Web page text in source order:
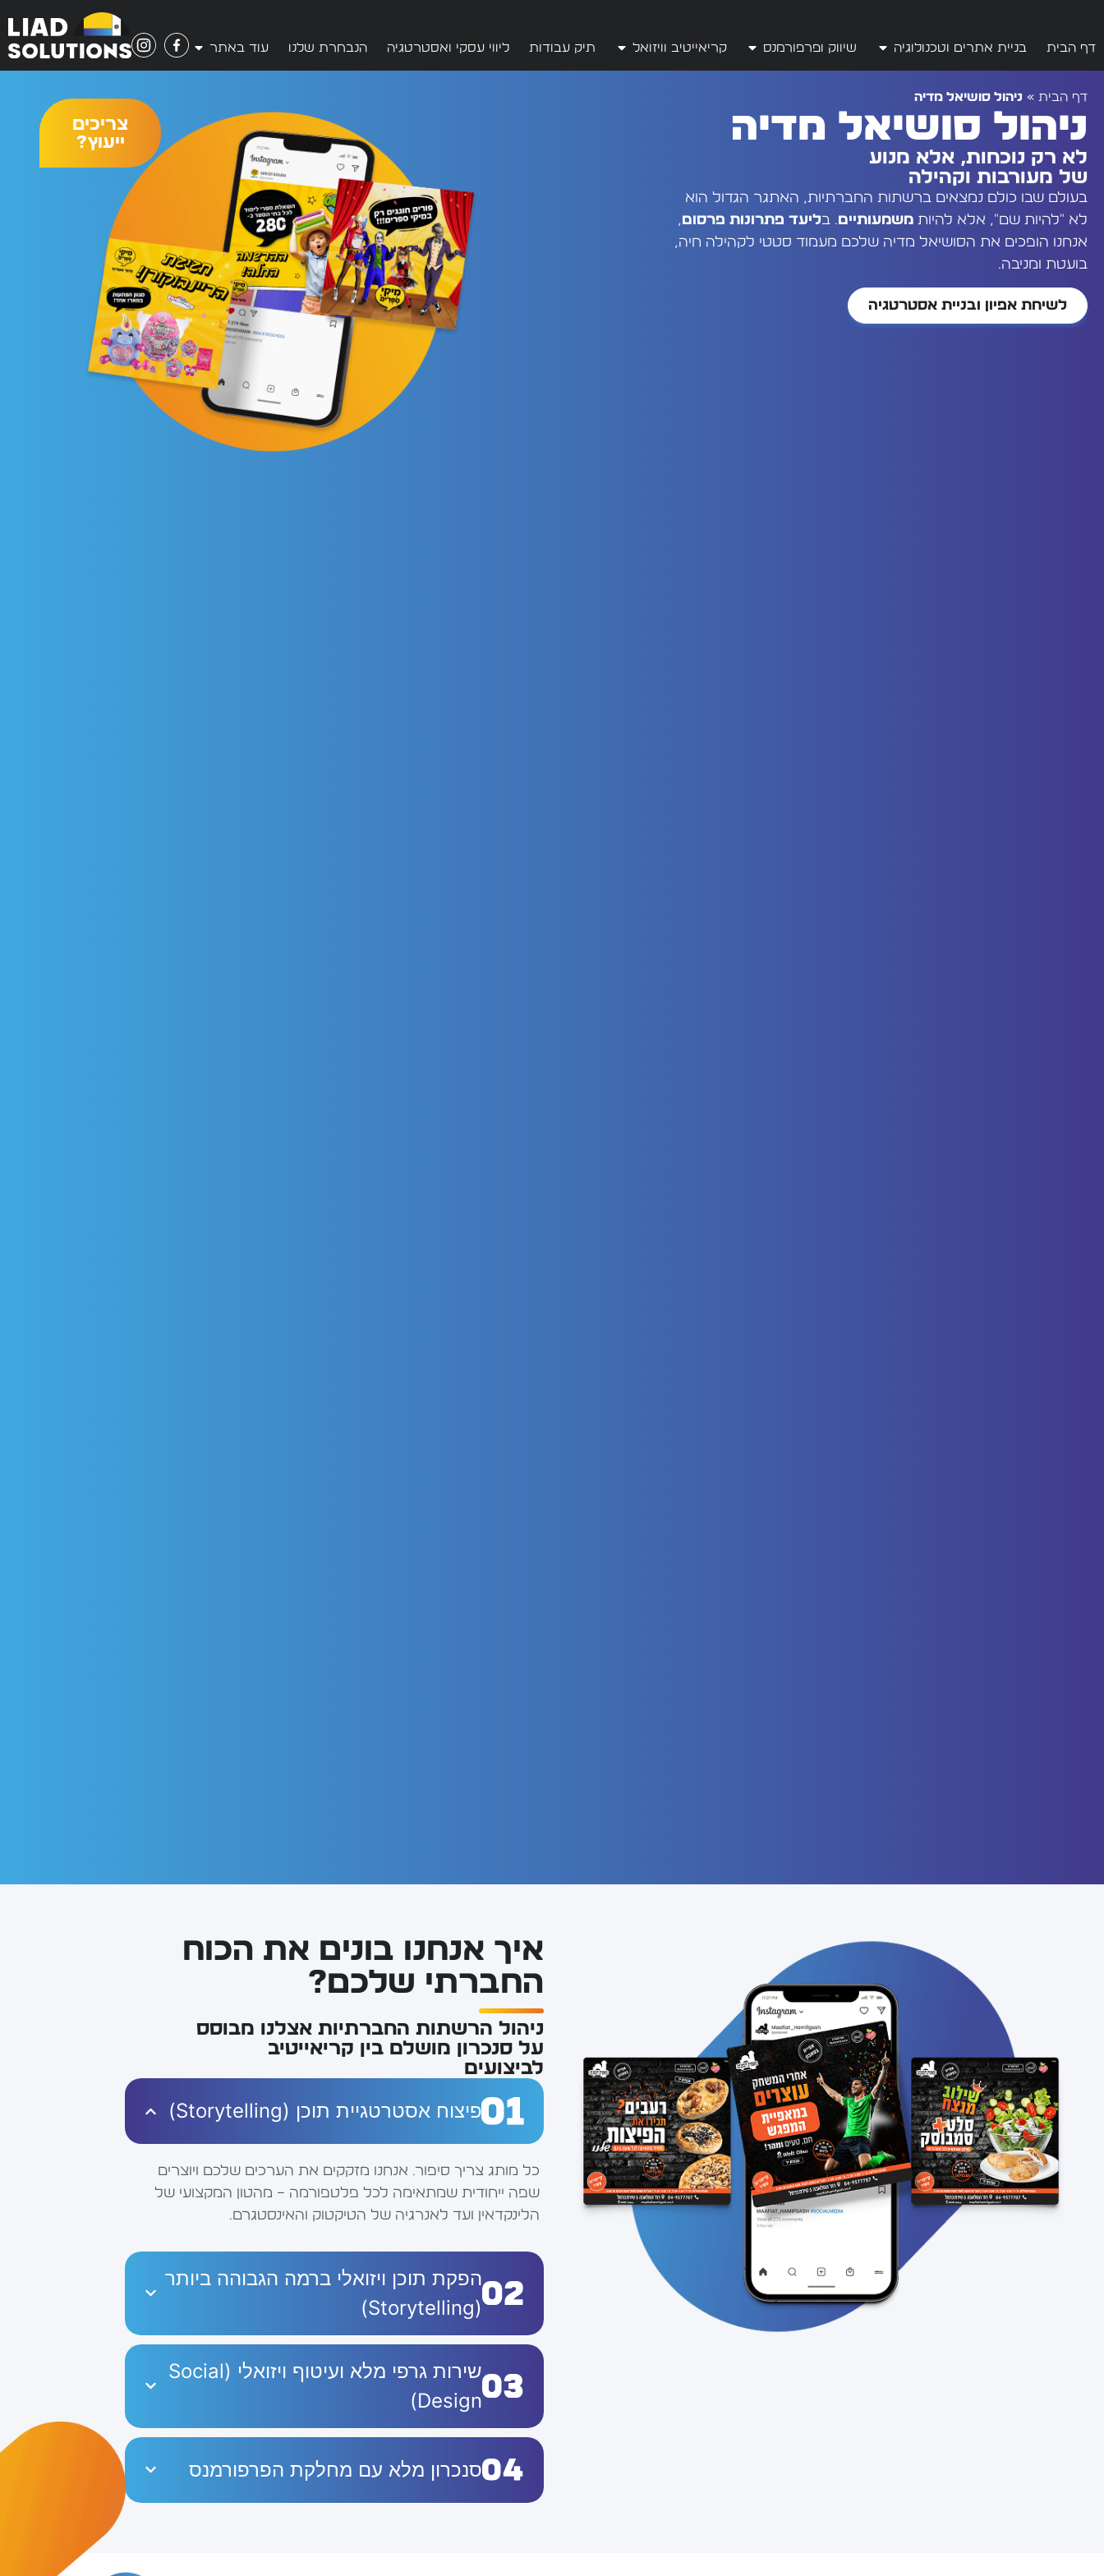
דף הבית בניית אתרים וטכנולוגיה שיווק ופרפורמנס קריאייטיב וויזואל תיק עבודות ליווי עסקי ואסטרטגיה הנבחרת שלנו עוד באתר
דף הבית » ניהול סושיאל מדיה
ניהול סושיאל מדיה
לא רק נוכחות, אלא מנוע
של מעורבות וקהילה
בעולם שבו כולם נמצאים ברשתות החברתיות, האתגר הגדול הוא
לא "להיות שם", אלא להיות משמעותיים. בליעד פתרונות פרסום,
אנחנו הופכים את הסושיאל מדיה שלכם מעמוד סטטי לקהילה חיה,
בועטת ומניבה.
לשיחת אפיון ובניית אסטרטגיה
איך אנחנו בונים את הכוח
החברתי שלכם?
ניהול הרשתות החברתיות אצלנו מבוסס
על סנכרון מושלם בין קריאייטיב
לביצועים
פיצוח אסטרטגיית תוכן (Storytelling)
כל מותג צריך סיפור. אנחנו מזקקים את הערכים שלכם ויוצרים
שפה ייחודית שמתאימה לכל פלטפורמה – מהטון המקצועי של
הלינקדאין ועד לאנרגיה של הטיקטוק והאינסטגרם.
הפקת תוכן ויזואלי ברמה הגבוהה ביותר
(Storytelling)
שירות גרפי מלא ועיטוף ויזואלי (Social
Design)
סנכרון מלא עם מחלקת הפרפורמנס
צריכים
ייעוץ?